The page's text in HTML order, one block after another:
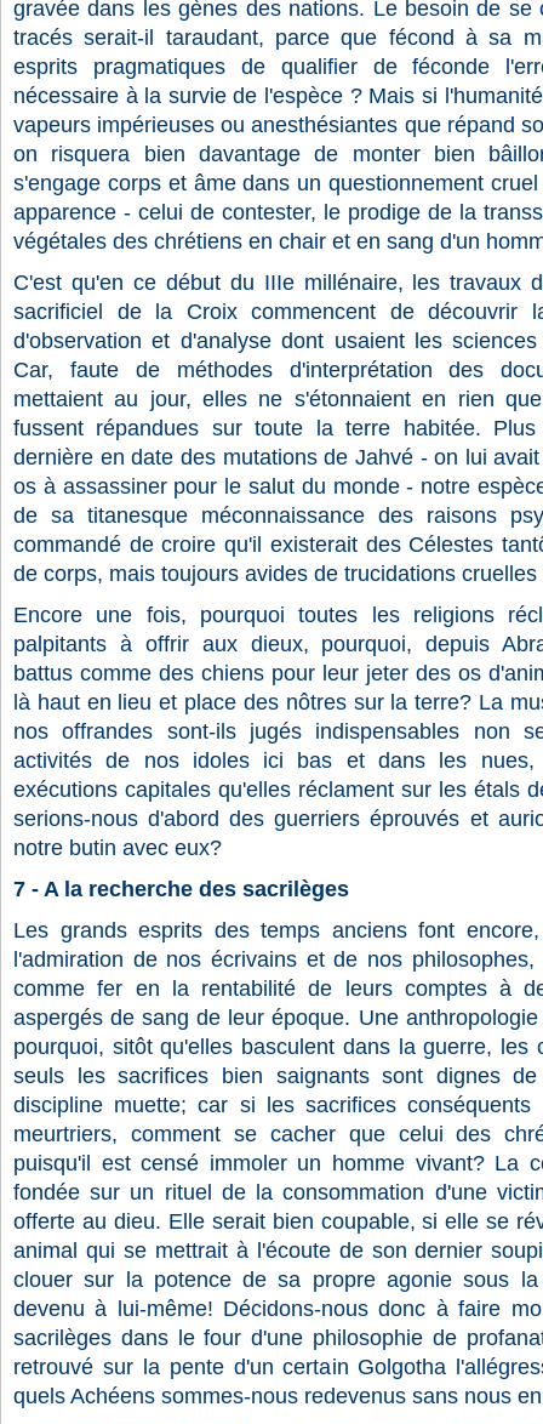
gravée dans les gènes des nations. Le besoin de se
tracés serait-il taraudant, parce que fécond à sa
esprits pragmatiques de qualifier de féconde
nécessaire à la survie de l'espèce ? Mais si
vapeurs impérieuses ou anesthésiantes que répand
on risquera bien davantage de monter bien
s'engage corps et âme dans un questionnement
apparence - celui de contester, le prodige de la
végétales des chrétiens en chair et en sang d'un
C'est qu'en ce début du IIIe millénaire, les travaux
sacrificiel de la Croix commencent de découvrir
d'observation et d'analyse dont usaient les
Car, faute de méthodes d'interprétation des
mettaient au jour, elles ne s'étonnaient en rien
fussent répandues sur toute la terre habitée.
dernière en date des mutations de Jahvé - on lui
os à assassiner pour le salut du monde - notre
de sa titanesque méconnaissance des raisons
commandé de croire qu'il existerait des Célestes
de corps, mais toujours avides de trucidations
Encore une fois, pourquoi toutes les religions
palpitants à offrir aux dieux, pourquoi, depuis
battus comme des chiens pour leur jeter des os
là haut en lieu et place des nôtres sur la terre? La
nos offrandes sont-ils jugés indispensables non
activités de nos idoles ici bas et dans les
exécutions capitales qu'elles réclament sur les étals
serions-nous d'abord des guerriers éprouvés et
notre butin avec eux?
7 - A la recherche des sacrilèges
Les grands esprits des temps anciens font
l'admiration de nos écrivains et de nos
comme fer en la rentabilité de leurs comptes à
aspergés de sang de leur époque. Une
pourquoi, sitôt qu'elles basculent dans la guerre, les
seuls les sacrifices bien saignants sont dignes
discipline muette; car si les sacrifices conséquents
meurtriers, comment se cacher que celui des
puisqu'il est censé immoler un homme vivant? La
fondée sur un rituel de la consommation d'une
offerte au dieu. Elle serait bien coupable, si elle se
animal qui se mettrait à l'écoute de son dernier
clouer sur la potence de sa propre agonie sous
devenu à lui-même! Décidons-nous donc à faire
sacrilèges dans le four d'une philosophie de
retrouvé sur la pente d'un certain Golgotha
quels Achéens sommes-nous redevenus sans nous